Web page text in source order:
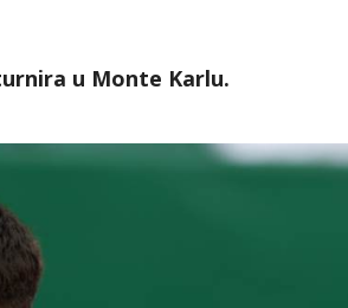
u Monte Karlu.